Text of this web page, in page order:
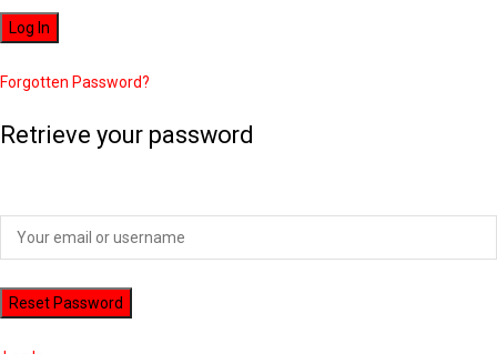
Forgotten Password?
Retrieve your password